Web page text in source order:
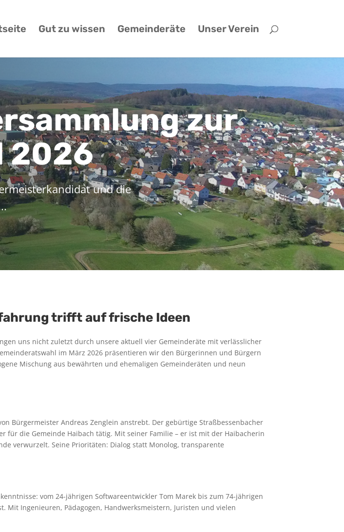
Gut zu wissen Gemeinderäte Unser Verein
zur
2026
und die
trifft auf frische Ideen
uns nicht zuletzt durch unsere aktuell vier Gemeinderäte mit verlässlicher
im März 2026 präsentieren wir den Bürgerinnen und Bürgern
Mischung aus bewährten und ehemaligen Gemeinderäten und neun
Bürgermeister Andreas Zenglein anstrebt. Der gebürtige Straßbessenbacher
für die Gemeinde Haibach tätig. Mit seiner Familie – er ist mit der Haibacherin
verwurzelt. Seine Prioritäten: Dialog statt Monolog, transparente
vom 24-jährigen Softwareentwickler Tom Marek bis zum 74-jährigen
Mit Ingenieuren, Pädagogen, Handwerksmeistern, Juristen und vielen